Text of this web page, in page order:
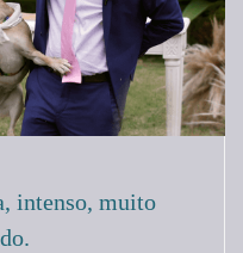
intenso, muito